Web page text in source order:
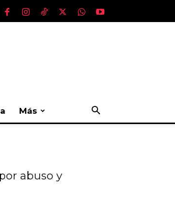
Más
abuso y